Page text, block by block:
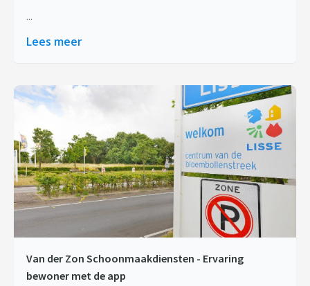
...
Lees meer
Van der Zon Schoonmaakdiensten - Ervaring
bewoner met de app